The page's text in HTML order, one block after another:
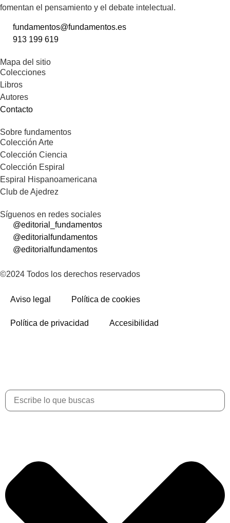
fomentan el pensamiento y el debate intelectual.
fundamentos@fundamentos.es
913 199 619
Mapa del sitio
Colecciones
Libros
Autores
Contacto
Sobre fundamentos
Colección Arte
Colección Ciencia
Colección Espiral
Espiral Hispanoamericana
Club de Ajedrez
Síguenos en redes sociales
@editorial_fundamentos
@editorialfundamentos
@editorialfundamentos
©2024 Todos los derechos reservados
Aviso legal Política de cookies
Política de privacidad Accesibilidad